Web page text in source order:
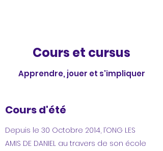
Cours et cursus
Apprendre, jouer et s'impliquer
Cours d'été
Depuis le 30 Octobre 2014, l’ONG LES
AMIS DE DANIEL au travers de son école